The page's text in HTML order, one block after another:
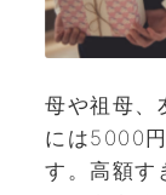
母や祖母、
には5000
す。高額す